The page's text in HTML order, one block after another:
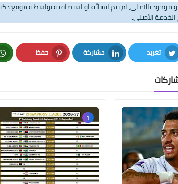
موجود بالاعلى, لم يتم انشائه او استضافته بواسطة موقع
الأصلي.
تغريد
Twitter
مشاركة
LinkedIn
حفظ
Pinterest
1